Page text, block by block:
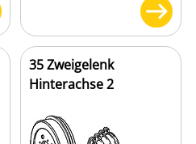
35 Zweigelenk
Hinterachse 2